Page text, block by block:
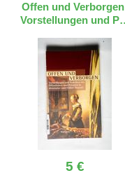
Offen und
Vorstellungen und
5 €